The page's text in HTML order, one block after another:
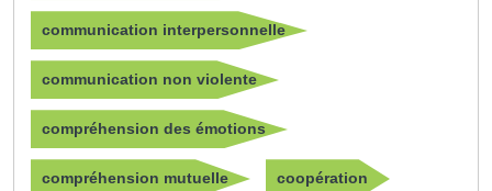
communication interpersonnelle
communication non violente
compréhension des émotions
compréhension mutuelle coopération